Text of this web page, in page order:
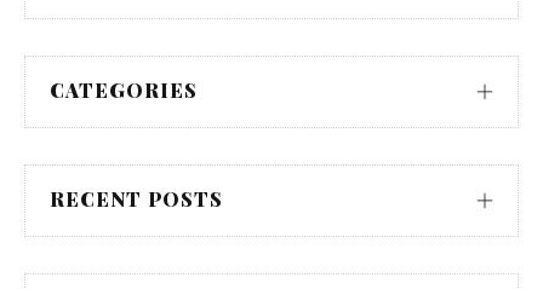
CATEGORIES
RECENT POSTS